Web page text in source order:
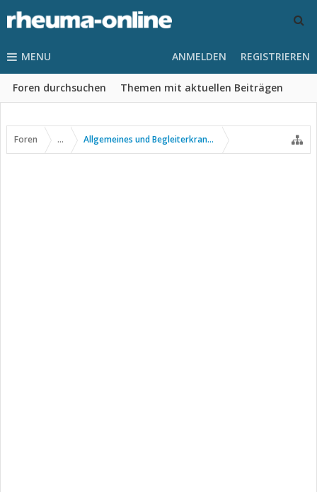
MENU
Foren durchsuchen Themen mit aktuellen Beiträgen
ANMELDEN REGISTRIEREN
Foren ... Allgemeines und Begleiterkrankungen